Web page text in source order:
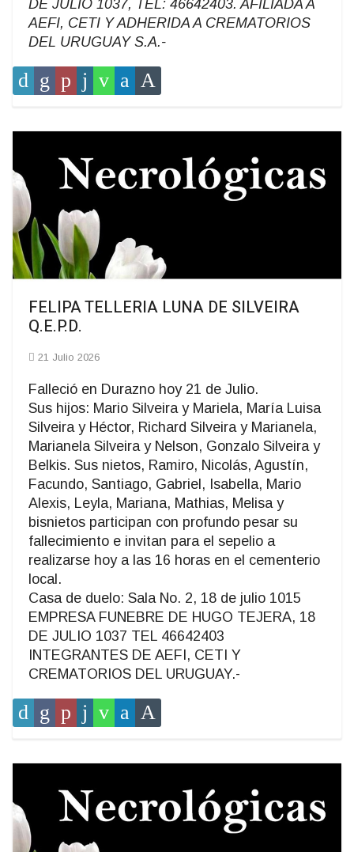
DE JULIO 1037, TEL: 46642403. AFILIADA A
AEFI, CETI Y ADHERIDA A CREMATORIOS
DEL URUGUAY S.A.-
FELIPA TELLERIA LUNA DE SILVEIRA
Q.E.P.D.
21 Julio 2026
Falleció en Durazno hoy 21 de Julio.
Sus hijos: Mario Silveira y Mariela, María Luisa
Silveira y Héctor, Richard Silveira y Marianela,
Marianela Silveira y Nelson, Gonzalo Silveira y
Belkis. Sus nietos, Ramiro, Nicolás, Agustín,
Facundo, Santiago, Gabriel, Isabella, Mario
Alexis, Leyla, Mariana, Mathias, Melisa y
bisnietos participan con profundo pesar su
fallecimiento e invitan para el sepelio a
realizarse hoy a las 16 horas en el cementerio
local.
Casa de duelo: Sala No. 2, 18 de julio 1015
EMPRESA FUNEBRE DE HUGO TEJERA, 18
DE JULIO 1037 TEL 46642403
INTEGRANTES DE AEFI, CETI Y
CREMATORIOS DEL URUGUAY.-